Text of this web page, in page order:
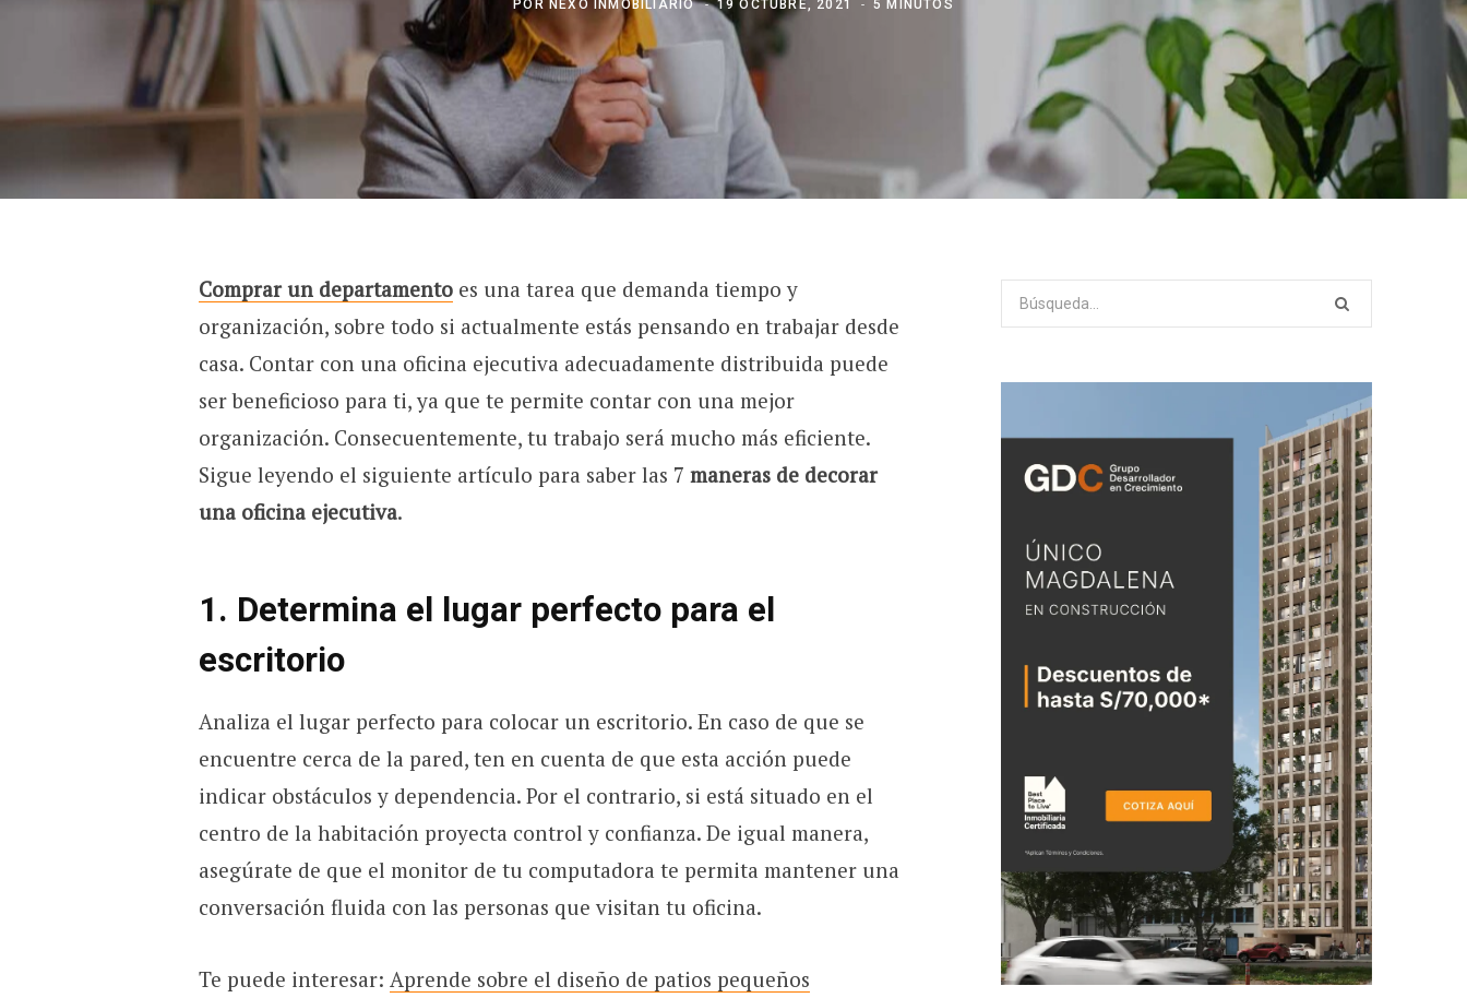
POR NEXO INMOBILIARIO 19 OCTUBRE, 2021 5 MINUTOS
Comprar un departamentoes una tarea que demanda tiempo y
organización, sobre todo si actualmente estás pensando en trabajar desde
casa. Contar con una oficina ejecutiva adecuadamente distribuida puede
ser beneficioso para ti, ya que te permite contar con una mejor
organización. Consecuentemente, tu trabajo será mucho más eficiente.
Sigue leyendo el siguiente artículo para saber las 7 maneras de decorar
una oficina ejecutiva.
1. Determina el lugar perfecto para el
escritorio
Analiza el lugar perfecto para colocar un escritorio. En caso de que se
encuentre cerca de la pared, ten en cuenta de que esta acción puede
indicar obstáculos y dependencia. Por el contrario, si está situado en el
centro de la habitación proyecta control y confianza. De igual manera,
asegúrate de que el monitor de tu computadora te permita mantener una
conversación fluida con las personas que visitan tu oficina.
Te puede interesar: Aprende sobre el diseño de patios pequeños